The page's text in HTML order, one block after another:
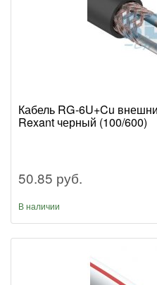
Кабель RG-6U+Cu
Rexant черный (100/600)
50.85 руб.
В наличии